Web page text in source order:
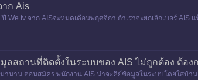
ก Ais
ปี We tv จาก AISจะหมดเดือนพฤศจิกา ถ้าเราจะยกเลิกเบอร์
ลสถานที่ติดตั้งในระบบของ AIS ไม่ถูกต้อง ต้อง
มานาน ตอนสมัคร พนักงาน AIS น่าจะคีย์ข้อมูลในระบบโดยใส่บ้